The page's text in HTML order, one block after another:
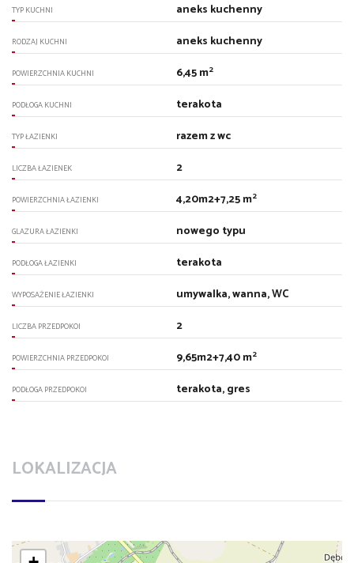
TYP KUCHNI aneks kuchenny
RODZAJ KUCHNI aneks kuchenny
POWIERZCHNIA KUCHNI 6,45 m2
PODŁOGA KUCHNI terakota
TYP ŁAZIENKI razem z wc
LICZBA ŁAZIENEK 2
POWIERZCHNIA ŁAZIENKI 4,20m2+7,25 m2
GLAZURA ŁAZIENKI nowego typu
PODŁOGA ŁAZIENKI terakota
WYPOSAŻENIE ŁAZIENKI umywalka, wanna, WC
LICZBA PRZEDPOKOI 2
POWIERZCHNIA PRZEDPOKOI 9,65m2+7,40 m2
PODŁOGA PRZEDPOKOI terakota, gres
LOKALIZACJA